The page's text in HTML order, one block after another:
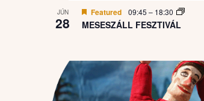
Photo
View
JÚN
28 MESESZÁLL FESZTIVÁL
Featured 09:45 – 18:30